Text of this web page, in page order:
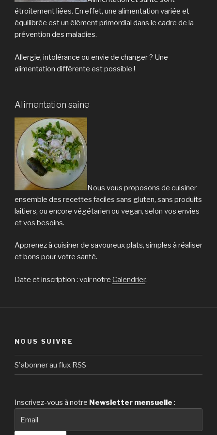
étroitement liées. En effet, une alimentation variée et
équilibrée est un élément primordial dans le cadre de la
prévention des maladies.
Allergie, intolérance ou envie de changer ? Une
alimentation différente est possible !
Alimentation saine
Nous vous proposons de cuisiner
ensemble des recettes faciles sans gluten, sans produits
laitiers, ou encore végétarien ou vegan, selon vos envies
et vos besoins.
Apprenez à cuisiner de savoureux plats, simples à réaliser
et bons pour votre santé.
Date et inscription : voir notre Calendrier.
NOUS SUIVRE
S'abonner au flux RSS
Inscrivez-vous à notre Newsletter mensuelle :